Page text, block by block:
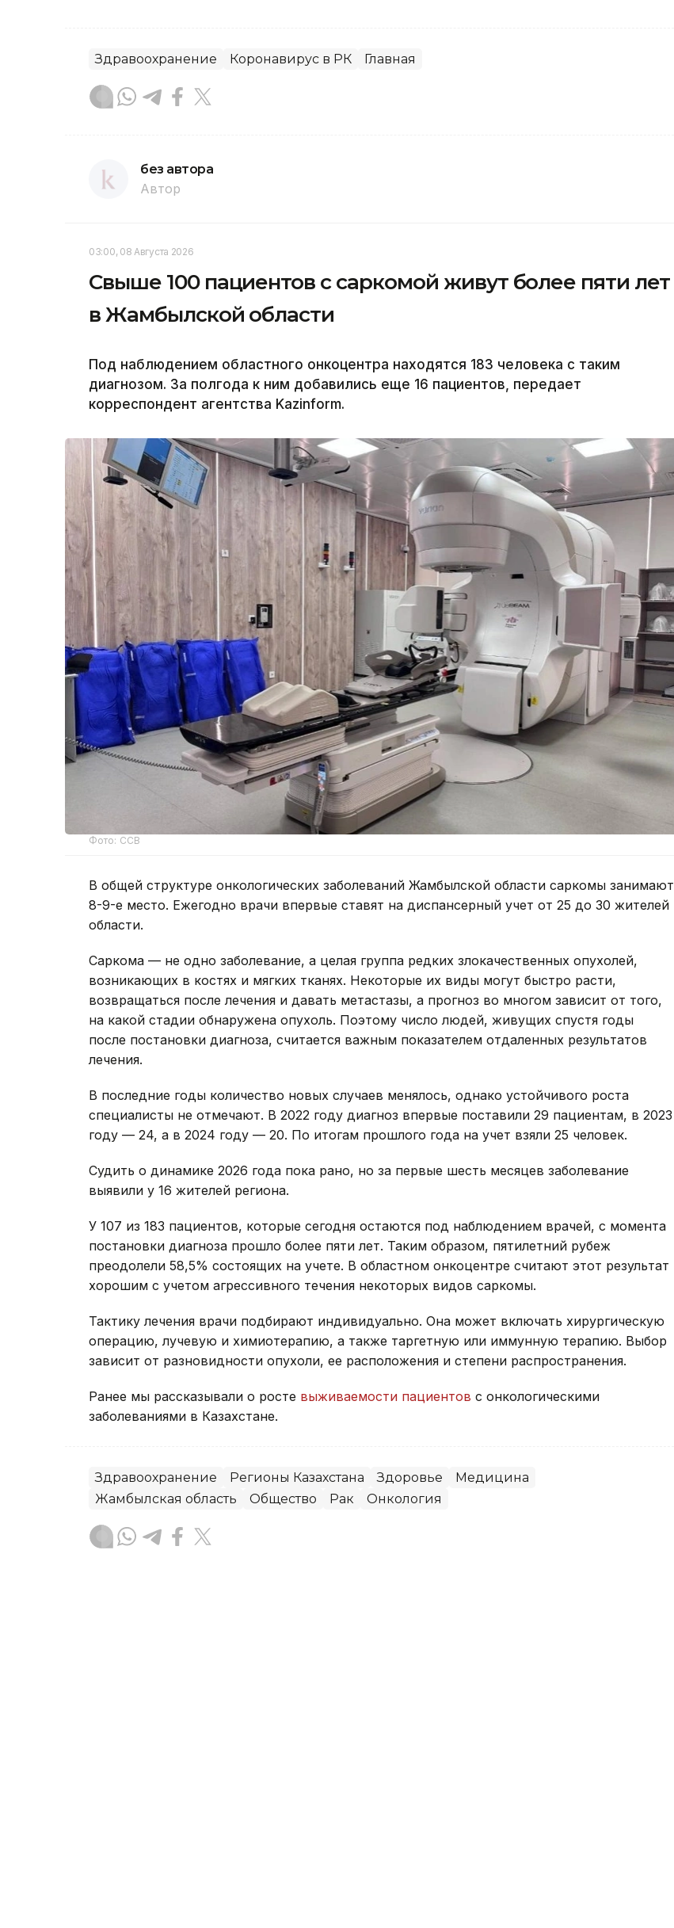
Здравоохранение Коронавирус в РК Главная
без автора
Автор
03:00, 08 Августа 2026
Свыше 100 пациентов с саркомой живут более пяти лет
в Жамбылской области
Под наблюдением областного онкоцентра находятся 183 человека с таким
диагнозом. За полгода к ним добавились еще 16 пациентов, передает
корреспондент агентства Kazinform.
Фото: ССВ
В общей структуре онкологических заболеваний Жамбылской области саркомы занимают
8-9-е место. Ежегодно врачи впервые ставят на диспансерный учет от 25 до 30 жителей
области.
Саркома — не одно заболевание, а целая группа редких злокачественных опухолей,
возникающих в костях и мягких тканях. Некоторые их виды могут быстро расти,
возвращаться после лечения и давать метастазы, а прогноз во многом зависит от того,
на какой стадии обнаружена опухоль. Поэтому число людей, живущих спустя годы
после постановки диагноза, считается важным показателем отдаленных результатов
лечения.
В последние годы количество новых случаев менялось, однако устойчивого роста
специалисты не отмечают. В 2022 году диагноз впервые поставили 29 пациентам, в 2023
году — 24, а в 2024 году — 20. По итогам прошлого года на учет взяли 25 человек.
Судить о динамике 2026 года пока рано, но за первые шесть месяцев заболевание
выявили у 16 жителей региона.
У 107 из 183 пациентов, которые сегодня остаются под наблюдением врачей, с момента
постановки диагноза прошло более пяти лет. Таким образом, пятилетний рубеж
преодолели 58,5% состоящих на учете. В областном онкоцентре считают этот результат
хорошим с учетом агрессивного течения некоторых видов саркомы.
Тактику лечения врачи подбирают индивидуально. Она может включать хирургическую
операцию, лучевую и химиотерапию, а также таргетную или иммунную терапию. Выбор
зависит от разновидности опухоли, ее расположения и степени распространения.
Ранее мы рассказывали о росте выживаемости пациентов с онкологическими
заболеваниями в Казахстане.
Здравоохранение Регионы Казахстана Здоровье
Медицина
Жамбылская область
Общество Рак Онкология